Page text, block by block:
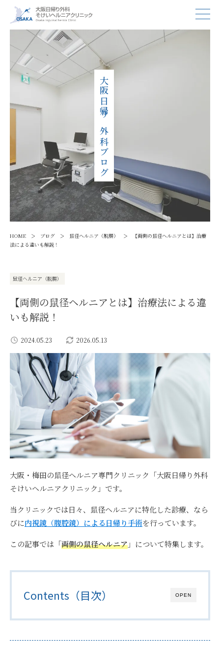
大阪日帰り外科ブログ
HOME > ブログ > 鼠径ヘルニア（脱腸） >
【両側の鼠径ヘルニアとは】治療
法による違いも解説！
鼠径ヘルニア（脱腸）
【両側の鼠径ヘルニアとは】治療法による違
いも解説！
2024.05.23 2026.05.13
大阪・梅田の鼠径ヘルニア専門クリニック「大阪日帰り外科
そけいヘルニアクリニック」です。
当クリニックでは日々、鼠径ヘルニアに特化した診療、なら
びに内視鏡（腹腔鏡）による日帰り手術を行っています。
この記事では「両側の鼠径ヘルニア」について特集します。
OPEN
Contents（目次）